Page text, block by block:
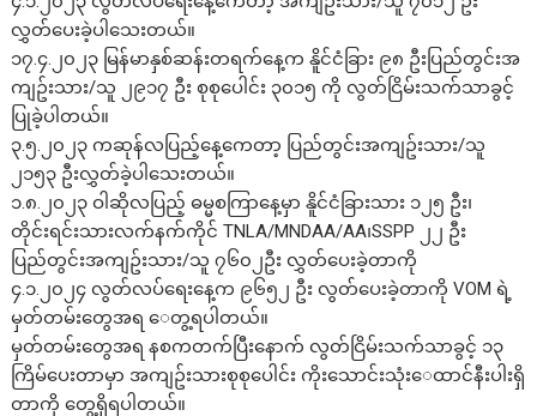
လွှတ်ပေးခဲ့ပါသေးတယ်။
၁၇.၄.၂၀၂၃ မြန်မာနှစ်ဆန်းတရက်နေ့က နိူင်ငံခြား ၉၈ ဦးပြည်တွင်းအ
ကျဥ်းသား/သူ ၂၉၁၇ ဦး စုစုပေါင်း ၃၀၁၅ ကို လွတ်ငြိမ်းသက်သာခွင့်
ပြုခဲ့ပါတယ်။
၃.၅.၂၀၂၃ ကဆုန်လပြည့်နေ့ကေတာ့ ပြည်တွင်းအကျဥ်းသား/သူ
၂၁၅၃ ဦးလွှတ်ခဲ့ပါသေးတယ်။
၁.၈.၂၀၂၃ ဝါဆိုလပြည့် ဓမ္မစကြာနေ့မှာ နိူင်ငံခြားသား ၁၂၅ ဦး၊
တိုင်းရင်းသားလက်နက်ကိုင် TNLA/MNDAA/AA၊SSPP ၂၂ ဦး
ပြည်တွင်းအကျဥ်းသား/သူ ၇၆၀၂ဦး လွှတ်ပေးခဲ့တာကို
၄.၁.၂၀၂၄ လွတ်လပ်ရေးနေ့က ၉၆၅၂ ဦး လွတ်ပေးခဲ့တာကို VOM ရဲ့
မှတ်တမ်းတွေအရ ေတွ့ရပါတယ်။
မှတ်တမ်းတွေအရ နစကတက်ပြီးနောက် လွတ်ငြိမ်းသက်သာခွင့် ၁၃
ကြိမ်ပေးတာမှာ အကျဥ်းသားစုစုပေါင်း ကိုးသောင်းသုံးေထာင်နီးပါးရှိ
တာကို တွေ့ရှိရပါတယ်။